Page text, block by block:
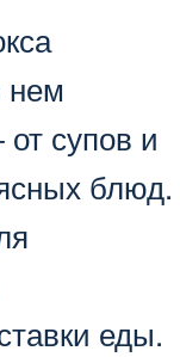
нем
супов и
блюд.
еды.